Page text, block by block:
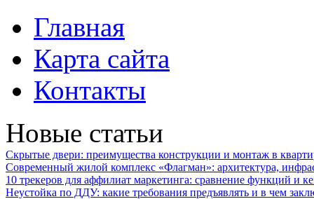
Главная
Карта сайта
Контакты
Новые статьи
Скрытые двери: преимущества конструкции и монтаж в
Современный жилой комплекс «Флагман»: архитектура,
10 трекеров для аффилиат маркетинга: сравнение функций и
Неустойка по ДДУ: какие требования предъявлять и в чем